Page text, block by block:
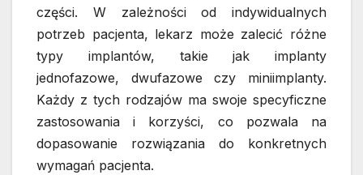
części. W zależności od indywidualnych
potrzeb pacjenta, lekarz może zalecić różne
typy implantów, takie jak implanty
jednofazowe, dwufazowe czy miniimplanty.
Każdy z tych rodzajów ma swoje specyficzne
zastosowania i korzyści, co pozwala na
dopasowanie rozwiązania do konkretnych
wymagań pacjenta.